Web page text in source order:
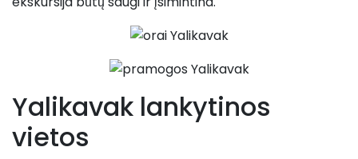
Yalikavak lankytinos
vietos